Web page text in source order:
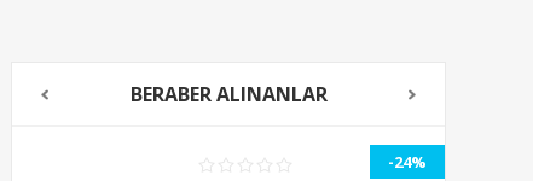
BERABER ALINANLAR
-24%